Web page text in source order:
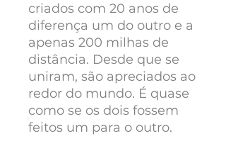
criados com 20 anos de
diferença um do outro e a
apenas 200 milhas de
distância. Desde que se
uniram, são apreciados ao
redor do mundo. É quase
como se os dois fossem
feitos um para o outro.